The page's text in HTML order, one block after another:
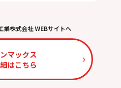
業株式会社 WEBサイトへ
マックス
はこちら